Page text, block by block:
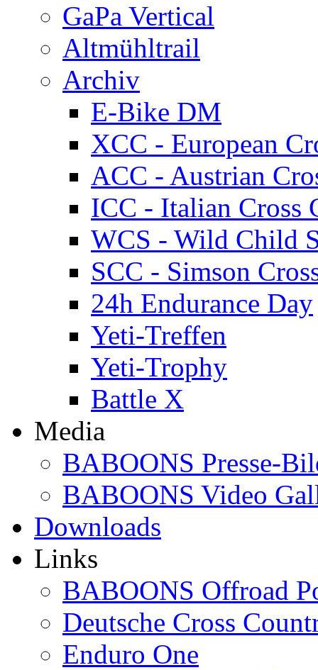
GaPa Vertical
Altmühltrail
Archiv
E-Bike DM
XCC - European
ACC - Austrian
ICC - Italian Cross
WCS - Wild Child
SCC - Simson
24h Endurance Day
Yeti-Treffen
Yeti-Trophy
Battle X
Media
BABOONS Presse-
BABOONS Video
Downloads
Links
BABOONS Offroad
Deutsche Cross
Enduro One